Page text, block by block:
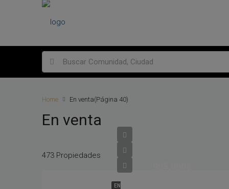
Home En venta(Página 40)
En venta
473 Propiedades
EN